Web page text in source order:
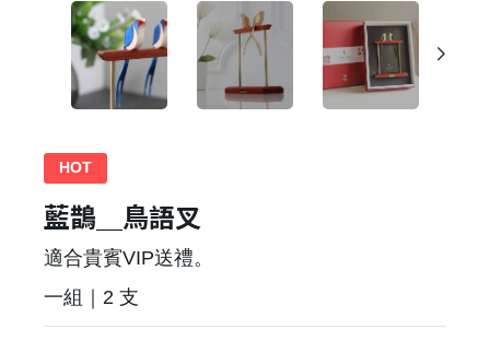
HOT
藍鵲＿鳥語叉
適合貴賓VIP送禮。
一組｜2 支